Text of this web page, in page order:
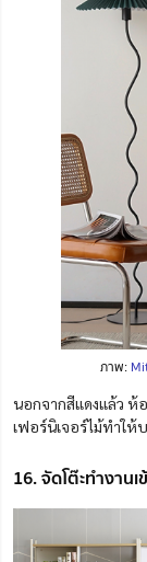
ภาพ:
นอกจากสีแดงแล้ว ห้
เฟอร์นิเจอร์ไม้ทำให้
16. จัดโต๊ะทำงาน